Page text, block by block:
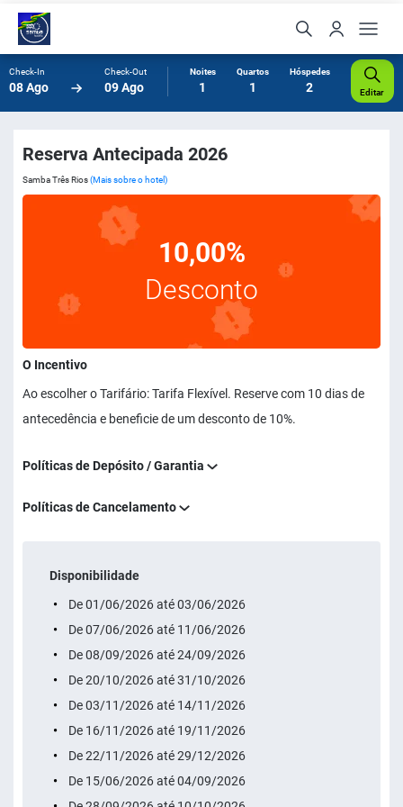
Check-In
08 Ago
Check-Out
09 Ago
Noites
1
Quartos
1
Hóspedes
2 Editar
Reserva Antecipada 2026
Samba Três Rios(Mais sobre o hotel)
10,00%
Desconto
O Incentivo
Ao escolher o Tarifário: Tarifa Flexível. Reserve com 10 dias de
antecedência e beneficie de um desconto de 10%.
Políticas de Depósito / Garantia
Políticas de Cancelamento
Disponibilidade
De 01/06/2026 até 03/06/2026
De 07/06/2026 até 11/06/2026
De 08/09/2026 até 24/09/2026
De 20/10/2026 até 31/10/2026
De 03/11/2026 até 14/11/2026
De 16/11/2026 até 19/11/2026
De 22/11/2026 até 29/12/2026
De 15/06/2026 até 04/09/2026